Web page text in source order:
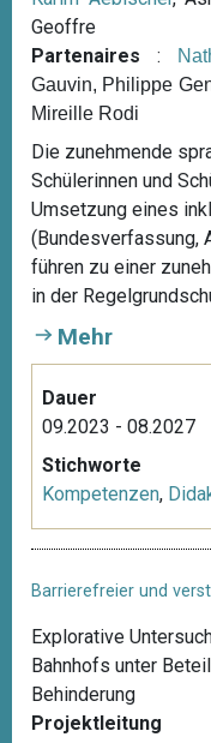
Geoffre
Partenaires :
Gauvin, Philippe
Mireille Rodi
Die zunehmende
Schülerinnen und
Umsetzung eines
(Bundesverfassung,
führen zu einer
in der
Mehr
Dauer
09.2023 - 08.2027
Stichworte
Kompetenzen,
Barrierefreier und
Explorative
Bahnhofs unter
Behinderung
Projektleitung